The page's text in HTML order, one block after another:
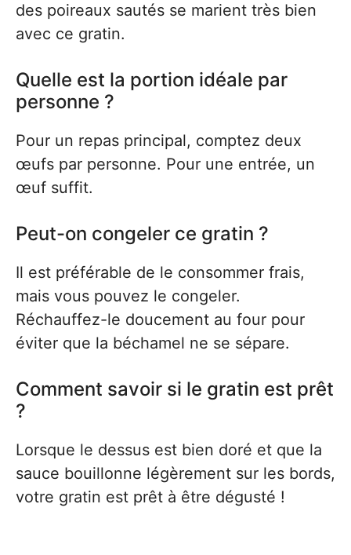
des poireaux sautés se marient très bien
avec ce gratin.
Quelle est la portion idéale par
personne ?
Pour un repas principal, comptez deux
œufs par personne. Pour une entrée, un
œuf suffit.
Peut-on congeler ce gratin ?
Il est préférable de le consommer frais,
mais vous pouvez le congeler.
Réchauffez-le doucement au four pour
éviter que la béchamel ne se sépare.
Comment savoir si le gratin est prêt
?
Lorsque le dessus est bien doré et que la
sauce bouillonne légèrement sur les bords,
votre gratin est prêt à être dégusté !